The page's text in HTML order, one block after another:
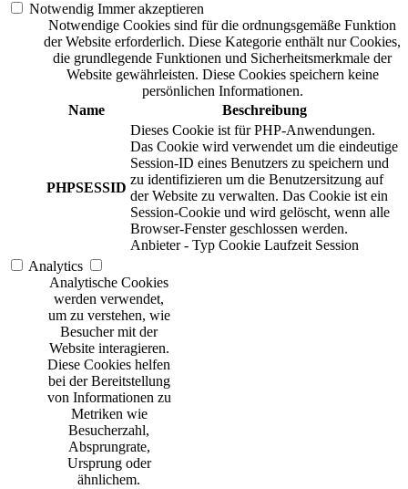
Notwendig Immer akzeptieren
Notwendige Cookies sind für die ordnungsgemäße Funktion
der Website erforderlich. Diese Kategorie enthält nur Cookies,
die grundlegende Funktionen und Sicherheitsmerkmale der
Website gewährleisten. Diese Cookies speichern keine
persönlichen Informationen.
Name
Beschreibung
PHPSESSID
Dieses Cookie ist für PHP-Anwendungen.
Das Cookie wird verwendet um die eindeutige
Session-ID eines Benutzers zu speichern und
zu identifizieren um die Benutzersitzung auf
der Website zu verwalten. Das Cookie ist ein
Session-Cookie und wird gelöscht, wenn alle
Browser-Fenster geschlossen werden.
Anbieter - Typ Cookie Laufzeit Session
Analytics
Analytische Cookies
werden verwendet,
um zu verstehen, wie
Besucher mit der
Website interagieren.
Diese Cookies helfen
bei der Bereitstellung
von Informationen zu
Metriken wie
Besucherzahl,
Absprungrate,
Ursprung oder
ähnlichem.